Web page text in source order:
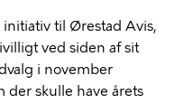
initiativ til Ørestad Avis,
ved siden af sit
i november
skulle have årets